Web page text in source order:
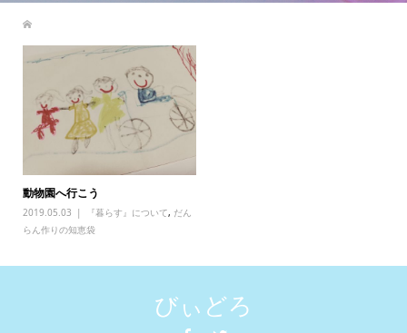
動物園へ行こう
2019.05.03 『暮らす』について, だん
らん作りの知恵袋
びぃどろ